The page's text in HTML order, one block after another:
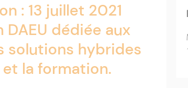
: 13 juillet 2021
dédiée aux
solutions hybrides
et la formation.